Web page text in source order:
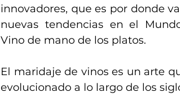
innovadores, que es por donde
nuevas tendencias en el
Vino de mano de los platos.
El maridaje de vinos es un arte
evolucionado a lo largo de los